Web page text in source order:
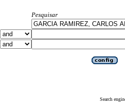
Pesquisar
Search